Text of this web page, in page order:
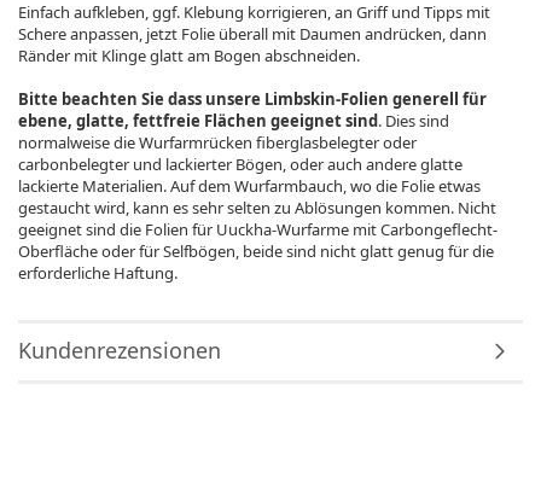
Einfach aufkleben, ggf. Klebung korrigieren, an Griff und Tipps mit
Schere anpassen, jetzt Folie überall mit Daumen andrücken, dann
Ränder mit Klinge glatt am Bogen abschneiden.
Bitte beachten Sie dass unsere Limbskin-Folien generell für
ebene, glatte, fettfreie Flächen geeignet sind. Dies sind
normalweise die Wurfarmrücken fiberglasbelegter oder
carbonbelegter und lackierter Bögen, oder auch andere glatte
lackierte Materialien. Auf dem Wurfarmbauch, wo die Folie etwas
gestaucht wird, kann es sehr selten zu Ablösungen kommen. Nicht
geeignet sind die Folien für Uuckha-Wurfarme mit Carbongeflecht-
Oberfläche oder für Selfbögen, beide sind nicht glatt genug für die
erforderliche Haftung.
Kundenrezensionen